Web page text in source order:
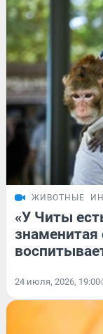
ЖИВОТНЫЕ
«У Читы
знаменитая
24 июля, 2026, 19:00